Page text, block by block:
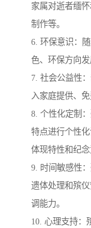
家属对逝者缅
制作等。
6. 环保意识：
色、环保方向
7. 社会公益性
入家庭提供、
8. 个性化定制
特点进行个性
体现特性和纪念
9. 时间敏感性
遗体处理和殡
调能力。
10. 心理支持：